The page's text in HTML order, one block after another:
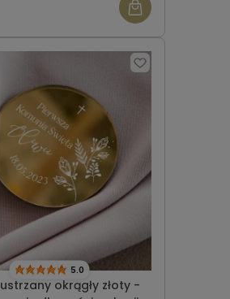
okrągły złoty -
5.0